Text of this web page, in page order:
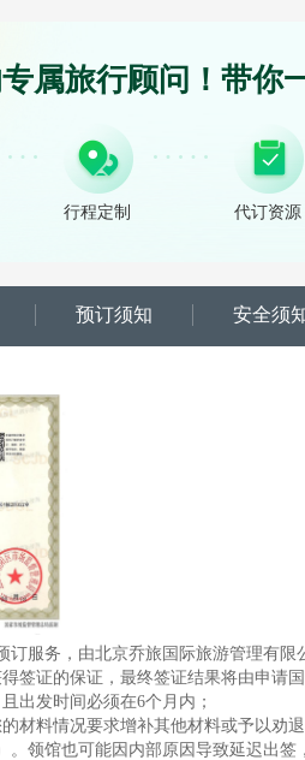
属旅行顾问！带你
行程定制 代订资源
预订须知 安全须
订服务，由北京乔旅国际旅游管理有限
签证的保证，最终签证结果将由申请国
出发时间必须在6个月内；
材料情况要求增补其他材料或予以
领馆也可能因内部原因导致延迟出签